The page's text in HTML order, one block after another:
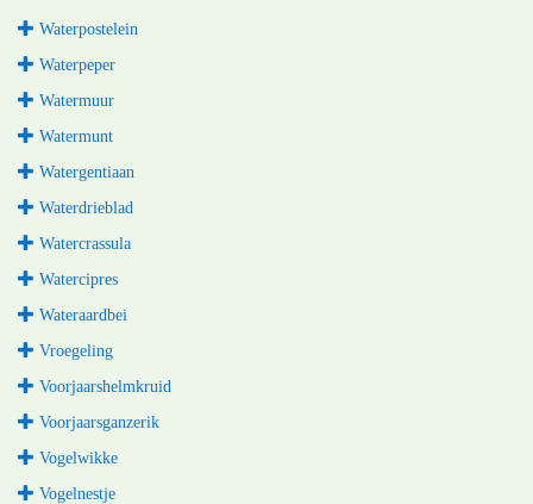
Waterpostelein
Waterpeper
Watermuur
Watermunt
Watergentiaan
Waterdrieblad
Watercrassula
Watercipres
Wateraardbei
Vroegeling
Voorjaarshelmkruid
Voorjaarsganzerik
Vogelwikke
Vogelnestje